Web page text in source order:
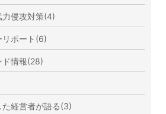
侵攻対策(4)
リポート(6)
ド情報(28)
た経営者が語る(3)